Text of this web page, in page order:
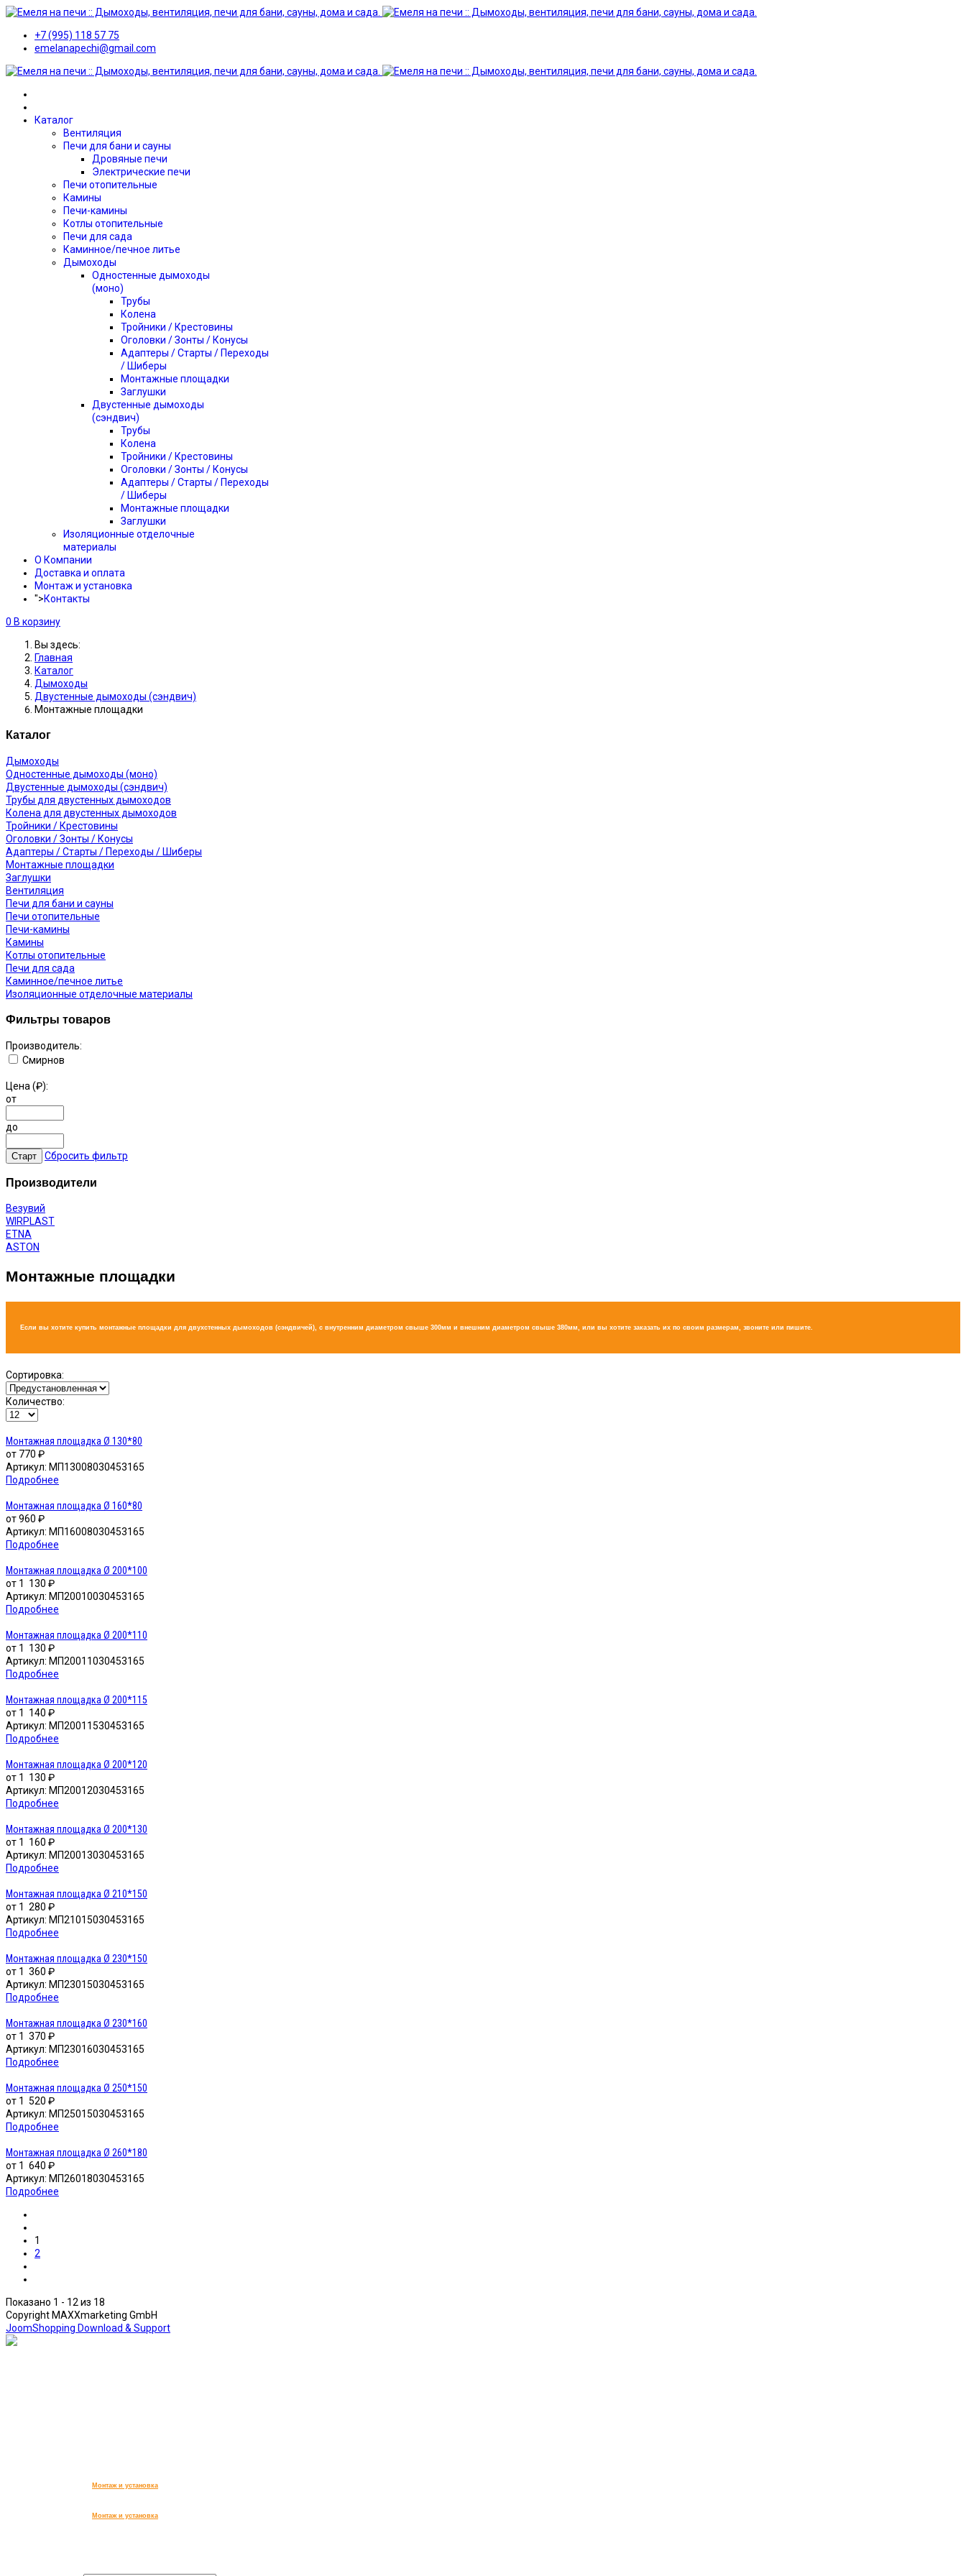
+7 (995) 118 57 75
emelanapechi@gmail.com
Каталог
Вентиляция
Печи для бани и сауны
Дровяные печи
Электрические печи
Печи отопительные
Камины
Печи-камины
Котлы отопительные
Печи для сада
Каминное/печное литье
Дымоходы
Одностенные дымоходы
(моно)
Трубы
Колена
Тройники / Крестовины
Оголовки / Зонты / Конусы
Адаптеры / Старты / Переходы
/ Шиберы
Монтажные площадки
Заглушки
Двустенные дымоходы
(сэндвич)
Трубы
Колена
Тройники / Крестовины
Оголовки / Зонты / Конусы
Адаптеры / Старты / Переходы
/ Шиберы
Монтажные площадки
Заглушки
Изоляционные отделочные
материалы
О Компании
Доставка и оплата
Монтаж и установка
">Контакты
0 В корзину
Вы здесь:
Главная
Каталог
Дымоходы
Двустенные дымоходы (сэндвич)
Монтажные площадки
Каталог
Дымоходы
Одностенные дымоходы (моно)
Двустенные дымоходы (сэндвич)
Трубы для двустенных дымоходов
Колена для двустенных дымоходов
Тройники / Крестовины
Оголовки / Зонты / Конусы
Адаптеры / Старты / Переходы / Шиберы
Монтажные площадки
Заглушки
Вентиляция
Печи для бани и сауны
Печи отопительные
Печи-камины
Камины
Котлы отопительные
Печи для сада
Каминное/печное литье
Изоляционные отделочные материалы
Фильтры товаров
Производитель:
Смирнов
Цена (₽):
от
до
Сбросить фильтр
Производители
Везувий
WIRPLAST
ETNA
ASTON
Монтажные площадки
Если вы хотите купить монтажные площадки для двухстенных дымоходов (сэндвичей), с внутренним диаметром свыше 300мм и внешним диаметром свыше 380мм, или вы хотите заказать их по своим размерам, звоните или пишите.
Сортировка:
Количество:
Монтажная площадка Ø 130*80
от 770 ₽
Артикул: МП13008030453165
Подробнее
Монтажная площадка Ø 160*80
от960 ₽
Артикул: МП16008030453165
Подробнее
Монтажная площадка Ø 200*100
от 1 130 ₽
Артикул: МП20010030453165
Подробнее
Монтажная площадка Ø 200*110
от 1 130 ₽
Артикул: МП20011030453165
Подробнее
Монтажная площадка Ø 200*115
от 1 140 ₽
Артикул: МП20011530453165
Подробнее
Монтажная площадка Ø 200*120
от 1 130 ₽
Артикул: МП20012030453165
Подробнее
Монтажная площадка Ø 200*130
от 1 160 ₽
Артикул: МП20013030453165
Подробнее
Монтажная площадка Ø 210*150
от 1 280 ₽
Артикул: МП21015030453165
Подробнее
Монтажная площадка Ø 230*150
от 1 360 ₽
Артикул: МП23015030453165
Подробнее
Монтажная площадка Ø 230*160
от 1 370 ₽
Артикул: МП23016030453165
Подробнее
Монтажная площадка Ø 250*150
от 1 520 ₽
Артикул: МП25015030453165
Подробнее
Монтажная площадка Ø 260*180
от 1 640 ₽
Артикул: МП26018030453165
Подробнее
1
2
Показано 1 - 12 из 18
Copyright MAXXmarketing GmbH
JoomShopping Download & Support
Монтаж и установка
Монтаж и установка